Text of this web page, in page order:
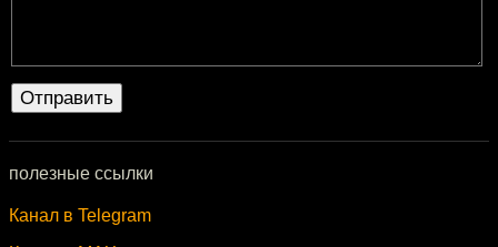
полезные ссылки
Канал в Telegram